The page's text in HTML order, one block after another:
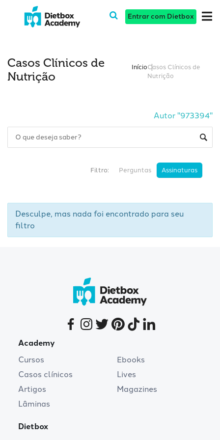
Entrar com Dietbox
Casos Clínicos de
Nutrição
InícioCasos Clínicos de
Nutrição
Autor "973394"
Filtro: Perguntas Assinaturas
Desculpe, mas nada foi encontrado para seu
filtro
Academy
Cursos
Casos clínicos
Artigos
Lâminas
Ebooks
Lives
Magazines
Dietbox